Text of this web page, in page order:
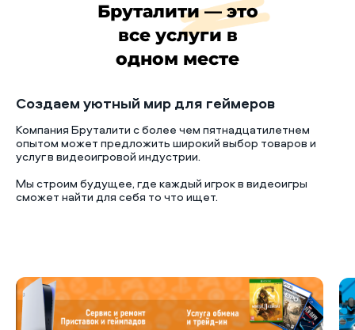
Бруталити — это
все услуги в
одном месте
Создаем уютный мир для геймеров
Компания Бруталити с более чем пятнадцатилетнем
опытом может предложить широкий выбор товаров и
услуг в видеоигровой индустрии.
Мы строим будущее, где каждый игрок в видеоигры
сможет найти для себя то что ищет.